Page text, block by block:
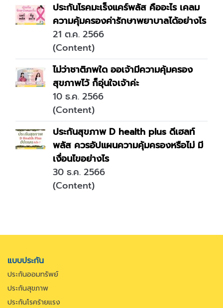
ประกันโรคมะเร็งแคร์พลัส คืออะไร เคลม
ความคุ้มครองค่ารักษาพยาบาลได้อย่างไร
21 ต.ค. 2566
(Content)
ไม่ว่าชาติภพใด ออเจ้ามีความคุ้มครอง
สุขภาพไว้ ก็อุ่นใจเจ้าค่ะ
10 ธ.ค. 2566
(Content)
ประกันสุขภาพ D health plus ดีเฮลท์
พลัส ควรอัปแผนความคุ้มครองหรือไม่ มี
เงื่อนไขอย่างไร
30 ธ.ค. 2566
(Content)
แบบประกัน
ประกันออมทรัพย์
ประกันสุขภาพ
ประกันโรคร้ายแรง